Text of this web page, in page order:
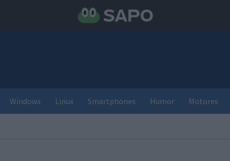
Windows Linux Smartphones Humor Motores